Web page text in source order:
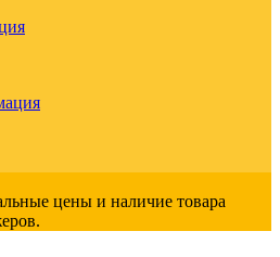
цены и наличие товара